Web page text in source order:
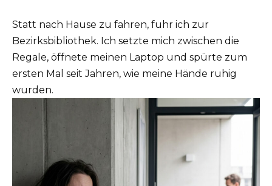
Statt nach Hause zu fahren, fuhr ich zur
Bezirksbibliothek. Ich setzte mich zwischen die
Regale, öffnete meinen Laptop und spürte zum
ersten Mal seit Jahren, wie meine Hände ruhig
wurden.